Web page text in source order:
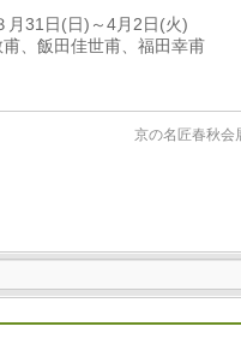
日(日)～4月2日(火)
田佳世甫、福田幸甫
京の名匠春秋会